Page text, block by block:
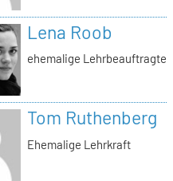
Lena Roob
ehemalige Lehrbeauftragte
Tom Ruthenberg
Ehemalige Lehrkraft